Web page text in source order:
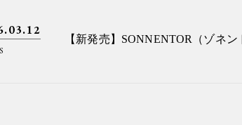
【新発売】SONNENTOR（ゾネ